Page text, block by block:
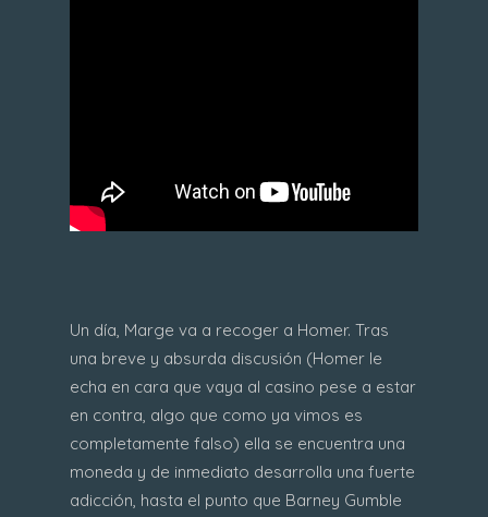
Un día, Marge va a recoger a Homer. Tras
una breve y absurda discusión (Homer le
echa en cara que vaya al casino pese a estar
en contra, algo que como ya vimos es
completamente falso) ella se encuentra una
moneda y de inmediato desarrolla una fuerte
adicción, hasta el punto que Barney Gumble